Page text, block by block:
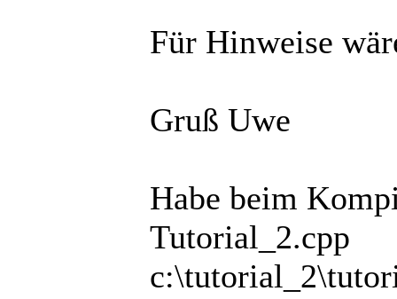
Für Hinweise
Gruß Uwe
Habe beim
Tutorial_2.cpp